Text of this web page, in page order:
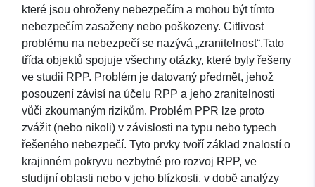
které jsou ohroženy nebezpečím a mohou být tímto
nebezpečím zasaženy nebo poškozeny. Citlivost
problému na nebezpečí se nazývá „zranitelnost“.Tato
třída objektů spojuje všechny otázky, které byly řešeny
ve studii RPP. Problém je datovaný předmět, jehož
posouzení závisí na účelu RPP a jeho zranitelnosti
vůči zkoumaným rizikům. Problém PPR lze proto
zvážit (nebo nikoli) v závislosti na typu nebo typech
řešeného nebezpečí. Tyto prvky tvoří základ znalostí o
krajinném pokryvu nezbytné pro rozvoj RPP, ve
studijní oblasti nebo v jeho blízkosti, v době analýzy